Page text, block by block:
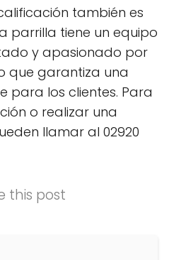
también es
parrilla tiene un equipo
y apasionado por
que garantiza una
para los clientes. Para
o realizar una
llamar al 02920
this post